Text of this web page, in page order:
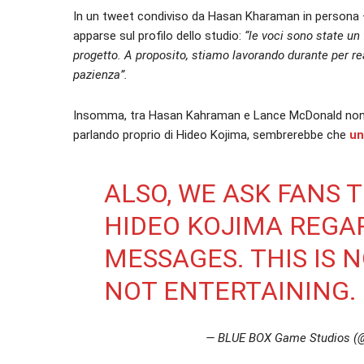
In un tweet condiviso da Hasan Kharaman in
apparse sul profilo dello studio: “le voci sono state
progetto. A proposito, stiamo lavorando durante per
pazienza”.
Insomma, tra Hasan Kahraman e Lance McDonald
parlando proprio di Hideo Kojima, sembrerebbe che
ALSO, WE ASK FANS
HIDEO KOJIMA
MESSAGES. THIS IS
NOT ENTERTAINING.
— BLUE BOX Game Studios